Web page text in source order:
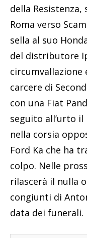
della
Roma verso
sella al suo
del distributore
circumvallazione
carcere di
con una Fiat
seguito all’urto
nella corsia
Ford Ka che ha
colpo. Nelle
rilascerà il nulla
congiunti di
data dei funerali.